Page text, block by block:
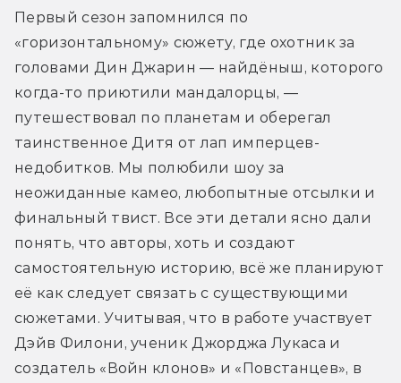
Первый сезон запомнился по
«горизонтальному» сюжету, где охотник за
головами Дин Джарин — найдёныш, которого
когда-то приютили мандалорцы, —
путешествовал по планетам и оберегал
таинственное Дитя от лап имперцев-
недобитков. Мы полюбили шоу за
неожиданные камео, любопытные отсылки и
финальный твист. Все эти детали ясно дали
понять, что авторы, хоть и создают
самостоятельную историю, всё же планируют
её как следует связать с существующими
сюжетами. Учитывая, что в работе участвует
Дэйв Филони, ученик Джорджа Лукаса и
создатель «Войн клонов» и «Повстанцев», в